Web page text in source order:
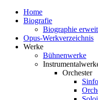
Home
Biografie
Biographie
Opus-Werkverzeichnis
Werke
Bühnenwerke
Orchester